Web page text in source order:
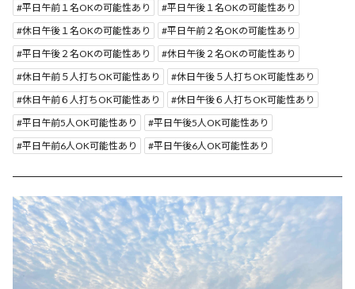
平日午前１名OKの可能性あり
平日午後１名OKの可能性あり
休日午後１名OKの可能性あり
平日午前２名OKの可能性あり
平日午後２名OKの可能性あり
休日午後２名OKの可能性あり
休日午前５人打ちOK可能性あり
休日午後５人打ちOK可能性あり
休日午前６人打ちOK可能性あり
休日午後６人打ちOK可能性あり
平日午前5人OK可能性あり
平日午後5人OK可能性あり
平日午前6人OK可能性あり
平日午後6人OK可能性あり